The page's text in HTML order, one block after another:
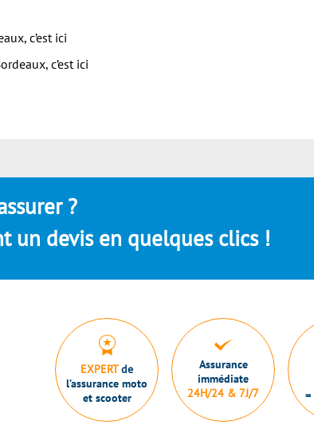
c’est ici
c’est ici
?
un devis en quelques clics !
EXPERTde
l’assurance moto
et scooter
Assurance
immédiate
24H/24 & 7J/7
=